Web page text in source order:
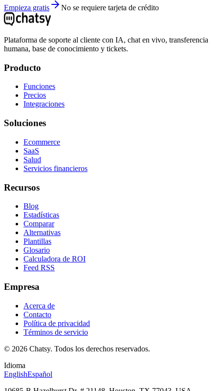
Empieza gratis No se requiere tarjeta de crédito
Plataforma de soporte al cliente con IA, chat en vivo, transferencia
humana, base de conocimiento y tickets.
Producto
Funciones
Precios
Integraciones
Soluciones
Ecommerce
SaaS
Salud
Servicios financieros
Recursos
Blog
Estadísticas
Comparar
Alternativas
Plantillas
Glosario
Calculadora de ROI
Feed RSS
Empresa
Acerca de
Contacto
Política de privacidad
Términos de servicio
© 2026 Chatsy. Todos los derechos reservados.
Idioma
EnglishEspañol